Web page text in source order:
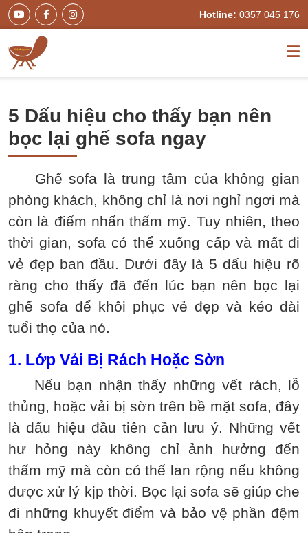
Hotline: 0357 045 176
5 Dấu hiệu cho thấy bạn nên
bọc lại ghế sofa ngay
Ghế sofa là trung tâm của không gian
phòng khách, không chỉ là nơi nghỉ ngơi mà
còn là điểm nhấn thẩm mỹ. Tuy nhiên, theo
thời gian, sofa có thể xuống cấp và mất đi
vẻ đẹp ban đầu. Dưới đây là 5 dấu hiệu rõ
ràng cho thấy đã đến lúc bạn nên bọc lại
ghế sofa để khôi phục vẻ đẹp và kéo dài
tuổi thọ của nó.
1. Lớp Vải Bị Rách Hoặc Sờn
Nếu bạn nhận thấy những vết rách, lỗ
thủng, hoặc vải bị sờn trên bề mặt sofa, đây
là dấu hiệu đầu tiên cần lưu ý. Những vết
hư hỏng này không chỉ ảnh hưởng đến
thẩm mỹ mà còn có thể lan rộng nếu không
được xử lý kịp thời. Bọc lại sofa sẽ giúp che
đi những khuyết điểm và bảo vệ phần đệm